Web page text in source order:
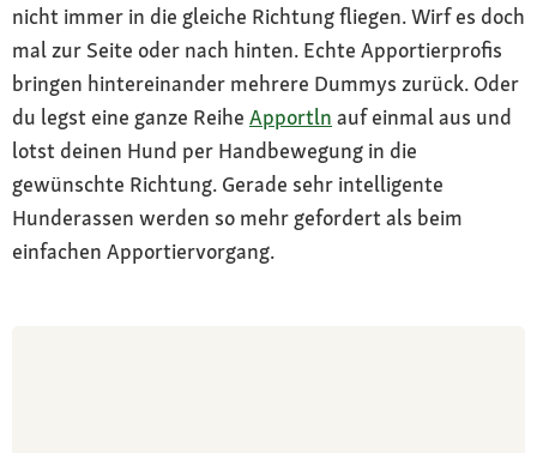
nicht immer in die gleiche Richtung fliegen. Wirf es doch
mal zur Seite oder nach hinten. Echte Apportierprofis
bringen hintereinander mehrere Dummys zurück. Oder
du legst eine ganze Reihe Apportln auf einmal aus und
lotst deinen Hund per Handbewegung in die
gewünschte Richtung. Gerade sehr intelligente
Hunderassen werden so mehr gefordert als beim
einfachen Apportiervorgang.